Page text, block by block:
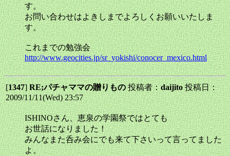
す。
お問い合わせはよきしまでよろしくお願いいたしま
す。
これまでの勉強会
http://www.geocities.jp/sr_yokishi/conocer_mexico.html
[1347]RE;パチャママの贈りもの投稿者：daijito投稿日：
2009/11/11(Wed) 23:57
ISHINOさん、恵泉の学園祭ではとても
お世話になりました！
みんなまた呑み会にでも来て下さいって言ってました
よ。